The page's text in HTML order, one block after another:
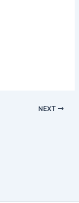
NEXT